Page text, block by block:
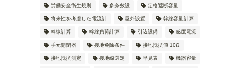
労働安全衛生規則 多条敷設 定格遮断容量
将来性を考慮した電流計 屋外設置 幹線容量計算
幹線計算 幹線負荷計算 引込設備 感度電流
手元開閉器 接地免除条件 接地抵抗値 10Ω
接地抵抗測定 接地線選定 早見表 機器容量